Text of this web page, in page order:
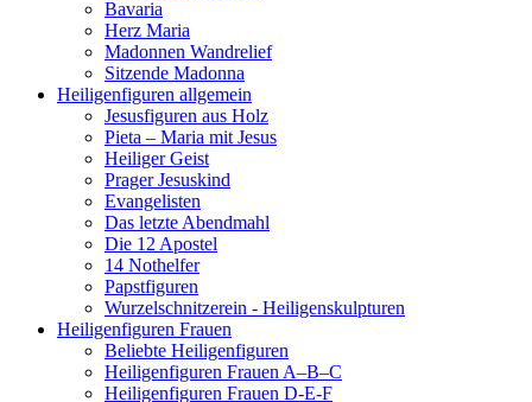
Bavaria
Herz Maria
Madonnen Wandrelief
Sitzende Madonna
Heiligenfiguren allgemein
Jesusfiguren aus Holz
Pieta – Maria mit Jesus
Heiliger Geist
Prager Jesuskind
Evangelisten
Das letzte Abendmahl
Die 12 Apostel
14 Nothelfer
Papstfiguren
Wurzelschnitzerein - Heiligenskulpturen
Heiligenfiguren Frauen
Beliebte Heiligenfiguren
Heiligenfiguren Frauen A–B–C
Heiligenfiguren Frauen D-E-F